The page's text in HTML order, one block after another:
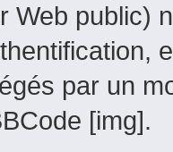
Web public)
par un
[img].